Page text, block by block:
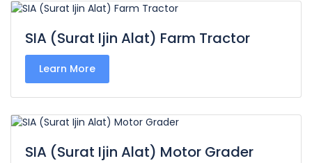
SIA (Surat Ijin Alat) Farm Tractor
Learn More
SIA (Surat Ijin Alat) Motor Grader